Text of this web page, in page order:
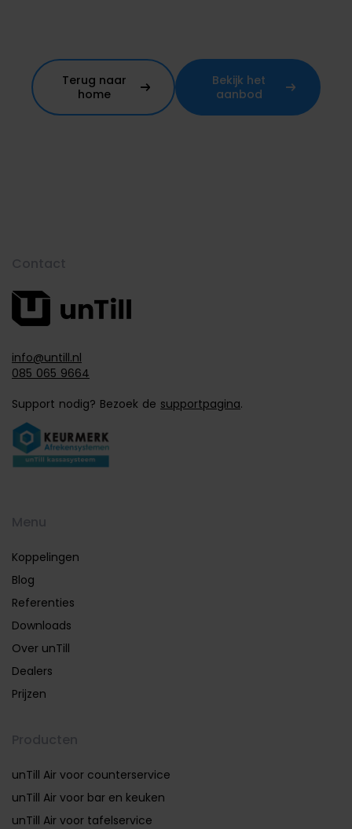
Terug naar
home
Bekijk het
aanbod
info@untill.nl
085 065 9664
Support nodig? Bezoek de supportpagina.
Koppelingen
Blog
Referenties
Downloads
Over unTill
Dealers
Prijzen
unTill Air voor counterservice
unTill Air voor bar en keuken
unTill Air voor tafelservice